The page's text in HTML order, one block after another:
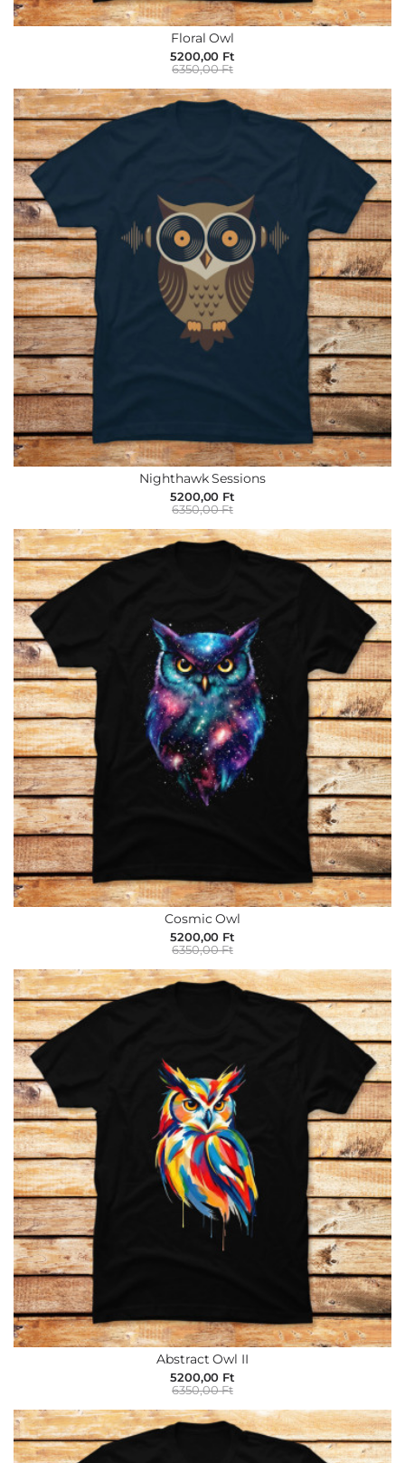
Floral Owl
5200,00 Ft
6350,00 Ft
Nighthawk Sessions
5200,00 Ft
6350,00 Ft
Cosmic Owl
5200,00 Ft
6350,00 Ft
Abstract Owl II
5200,00 Ft
6350,00 Ft